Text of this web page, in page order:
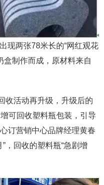
现两张78米长的“网红观花
盒制作而成，原材料来自
收活动再升级，升级后的
可回收塑料瓶包装，引导
订营销中心品牌经理黄春
，回收的塑料瓶“急剧增